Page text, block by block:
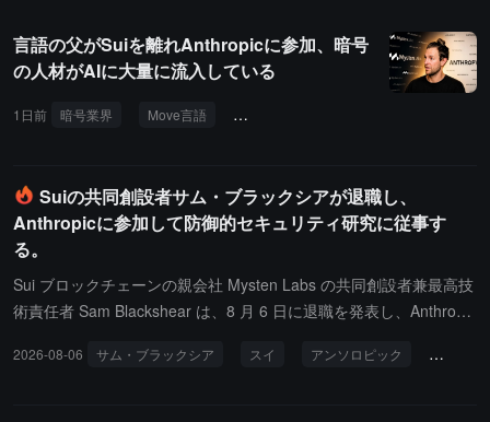
言語の父がSuiを離れAnthropicに参加、暗号
の人材がAIに大量に流入している
1日前 暗号業界 Move言語 サム・ブラックシア
Suiの共同創設者サム・ブラックシアが退職し、
Anthropicに参加して防御的セキュリティ研究に従事す
る。
Sui ブロックチェーンの親会社 Mysten Labs の共同創設者兼最高技
術責任者 Sam Blackshear は、8 月 6 日に退職を発表し、Anthropic
彼は、ネットワーク攻防の力関係が大きく変化している現在、この
2026-08-06 サム・ブラックシア スイ アンソロピック 防御的